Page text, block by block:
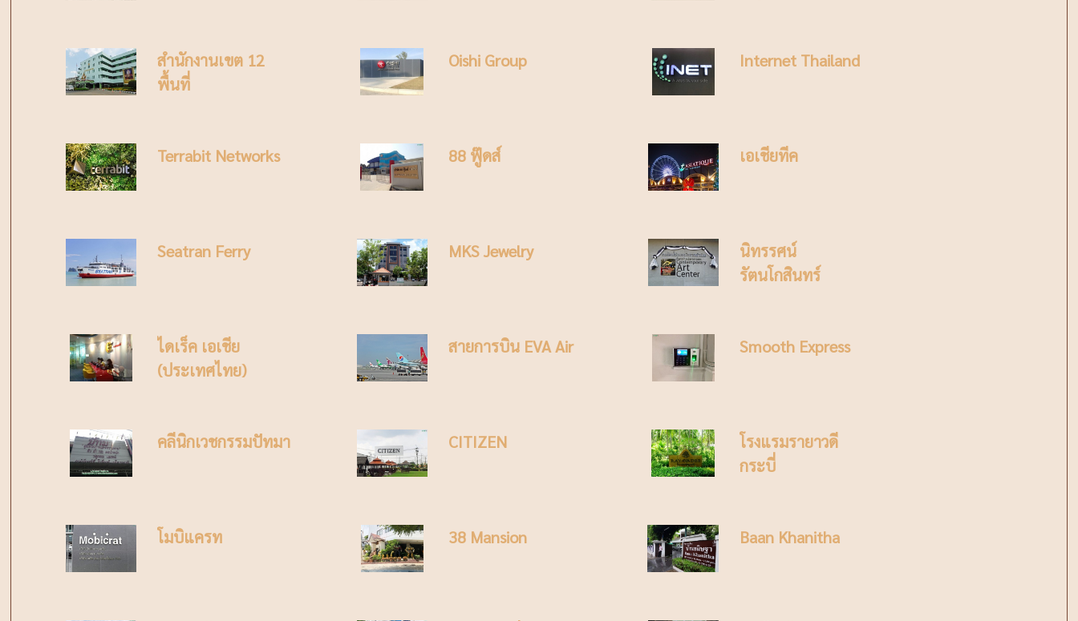
สำนักงานเขต 12
พื้นที่
Oishi Group Internet Thailand
Terrabit Networks 88 ฟู๊ดส์ เอเชียทีค
Seatran Ferry MKS Jewelry
นิทรรศน์
รัตนโกสินทร์
ไดเร็ค เอเชีย
(ประเทศไทย)
สายการบิน EVA Air Smooth Express
คลีนิกเวชกรรมปัทมา CITIZEN
โรงแรมรายาวดี
กระบี่
โมบิแครท 38 Mansion Baan Khanitha